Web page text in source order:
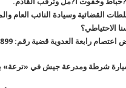
القضائية وسيادة النائب العام
الاحتياطي؟
العدوية قضية رقم: 15899، إداري مدينة نصر